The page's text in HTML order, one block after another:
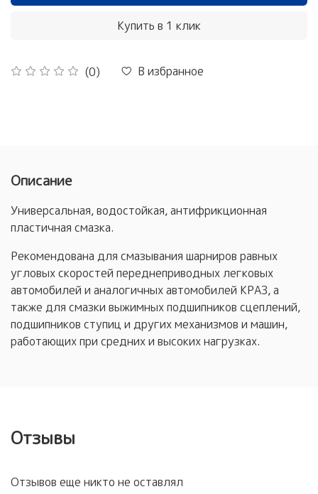
(0) В избранное
Купить в 1 клик
Описание
Универсальная, водостойкая, антифрикционная
пластичная смазка.
Рекомендована для смазывания шарниров равных
угловых скоростей переднеприводных легковых
автомобилей и аналогичных автомобилей КРАЗ, а
также для смазки выжимных подшипников сцеплений,
подшипников ступиц и других механизмов и машин,
работающих при средних и высоких нагрузках.
Отзывы
Отзывов еще никто не оставлял